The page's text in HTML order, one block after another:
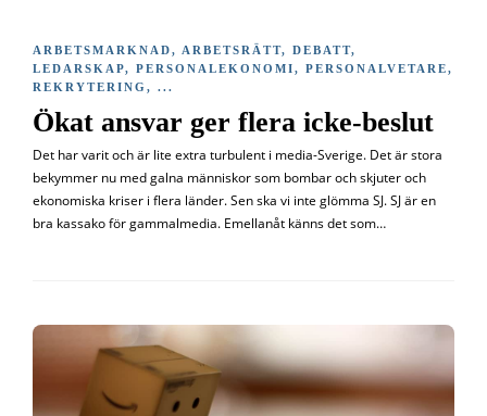
ARBETSMARKNAD, ARBETSRÄTT, DEBATT,
LEDARSKAP, PERSONALEKONOMI, PERSONALVETARE,
REKRYTERING , ...
Ökat ansvar ger flera icke-beslut
Det har varit och är lite extra turbulent i media-Sverige. Det är stora
bekymmer nu med galna människor som bombar och skjuter och
ekonomiska kriser i flera länder. Sen ska vi inte glömma SJ. SJ är en
bra kassako för gammalmedia. Emellanåt känns det som…